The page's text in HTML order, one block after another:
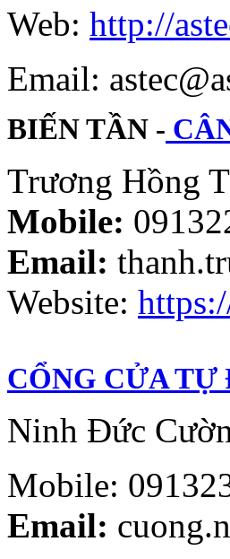
Web: http://
Email:
BIẾN TẦN -
Trương Hồng
Mobile:
Email:
Website:
CỔNG CỬA TỰ
Ninh Đức
Mobile:
Email: